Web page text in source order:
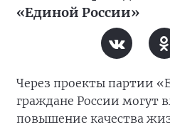
«Единой России»
Через проекты партии
граждане России могут
повышение качества